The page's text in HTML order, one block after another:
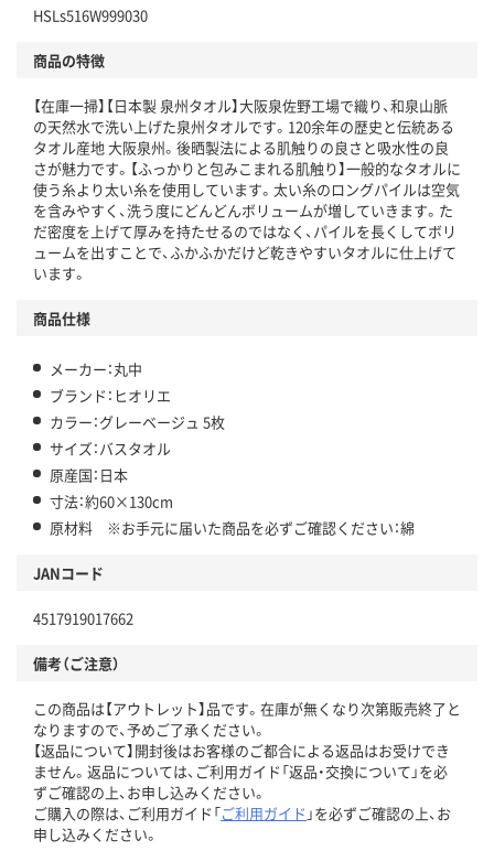
HSLs516W999030
商品の特徴
【在庫一掃】【日本製 泉州タオル】大阪泉佐野工場で織り、和泉山脈
の天然水で洗い上げた泉州タオルです。120余年の歴史と伝統ある
タオル産地 大阪泉州。後晒製法による肌触りの良さと吸水性の良
さが魅力です。【ふっかりと包みこまれる肌触り】一般的なタオルに
使う糸より太い糸を使用しています。太い糸のロングパイルは空気
を含みやすく、洗う度にどんどんボリュームが増していきます。た
だ密度を上げて厚みを持たせるのではなく、パイルを長くしてボリ
ュームを出すことで、ふかふかだけど乾きやすいタオルに仕上げて
います。
商品仕様
メーカー：丸中
ブランド：ヒオリエ
カラー：グレーベージュ 5枚
サイズ：バスタオル
原産国：日本
寸法：約60×130cm
原材料 ※お手元に届いた商品を必ずご確認ください：綿
JANコード
4517919017662
備考（ご注意）
この商品は【アウトレット】品です。在庫が無くなり次第販売終了と
なりますので、予めご了承ください。
【返品について】開封後はお客様のご都合による返品はお受けでき
ません。返品については、ご利用ガイド「返品・交換について」を必
ずご確認の上、お申し込みください。
ご購入の際は、ご利用ガイド「ご利用ガイド 」を必ずご確認の上、お
申し込みください。